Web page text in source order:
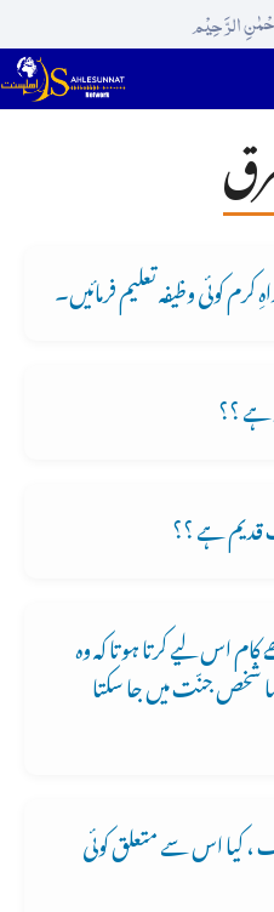
الرَّحِیْم
کوئی وظیفہ تعلیم فرمائیں۔
اس لیے کرتا ہو تا کہ وہ
شخص جنّت میں جا سکتا
کیا اس سے متعلق کوئی